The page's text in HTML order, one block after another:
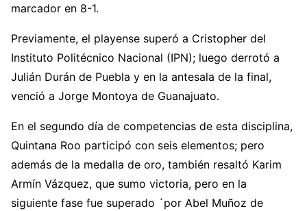
marcador en 8-1.
Previamente, el playense superó a Cristopher del
Instituto Politécnico Nacional (IPN); luego derrotó a
Julián Durán de Puebla y en la antesala de la final,
venció a Jorge Montoya de Guanajuato.
En el segundo día de competencias de esta disciplina,
Quintana Roo participó con seis elementos; pero
además de la medalla de oro, también resaltó Karim
Armín Vázquez, que sumo victoria, pero en la
siguiente fase fue superado ´por Abel Muñoz de